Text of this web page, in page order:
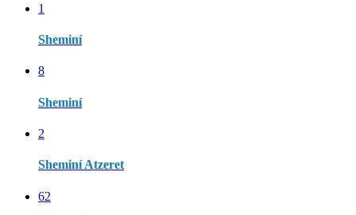
1
Sheminí
8
Sheminí
2
Sheminí Atzeret
62